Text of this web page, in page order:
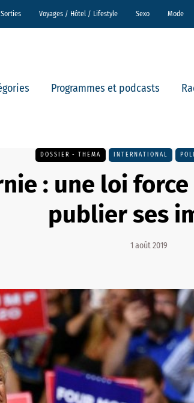
Sorties Voyages / Hôtel / Lifestyle Sexo Mode
Programmes et podcasts
DOSSIER - THEMA INTERNATIONAL
: une loi
publier ses
1 août 2019